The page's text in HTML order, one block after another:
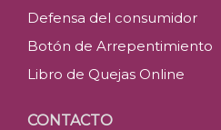
Defensa del consumidor
Botón de Arrepentimiento
Libro de Quejas Online
CONTACTO